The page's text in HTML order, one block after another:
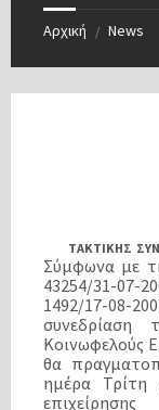
Αρχική / News
ΤΑΚΤΙΚΗΣ
Σύμφωνα με
43254/31-07-
1492/17-08-
συνεδρίαση
Κοινωφελούς
θα
ημέρα